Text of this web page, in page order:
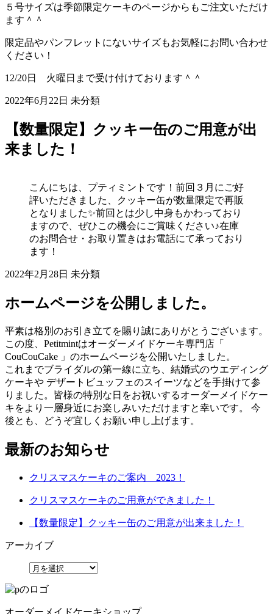
５号サイズは季節限定ケーキのページからもご注文いただけ
ます＾＾
限定品やパンフレットにないサイズもお気軽にお問い合わせ
ください！
12/20日 火曜日まで受け付けております＾＾
2022年6月22日 未分類
【数量限定】クッキー缶のご用意が出
来ました！
こんにちは、プティミントです！前回３月にご好
評いただきました、クッキー缶が数量限定で再販
となりました✨前回とは少し中身もかわっており
ますので、ぜひこの機会にご賞味ください♪在庫
のお問合せ・お取り置きはお電話にて承っており
ます！
2022年2月28日 未分類
ホームページを公開しました。
平素は格別のお引き立てを賜り誠にありがとうございます。
この度、Petitmintはオーダーメイドケーキ専門店「
CouCouCake 」のホームページを公開いたしました。
これまでブライダルの第一線に立ち、結婚式のウエディング
ケーキや デザートビュッフェのスイーツなどを手掛けて参
りました。皆様の特別な日をお祝いするオーダーメイドケー
キをより一層身近にお楽しみいただけますと幸いです。 今
後とも、どうぞ宜しくお願い申し上げます。
最新のお知らせ
クリスマスケーキのご案内 2023！
クリスマスケーキのご用意ができました！
【数量限定】クッキー缶のご用意が出来ました！
アーカイブ
オーダーメイドケーキショップ